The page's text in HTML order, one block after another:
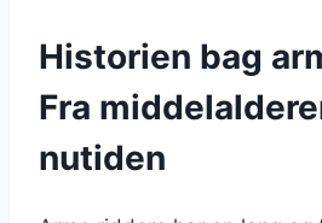
Historien bag
Fra
nutiden